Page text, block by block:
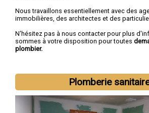
Nous travaillons essentiellement avec des
immobilières, des architectes et des
N'hésitez pas à nous contacter pour plus
sommes à votre disposition pour toutes
plombier.
Plomberie